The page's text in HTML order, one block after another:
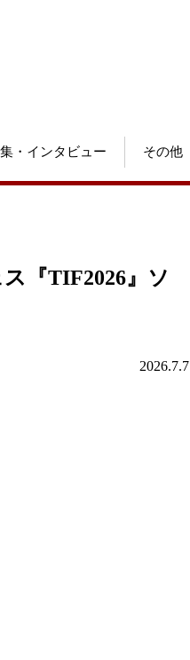
・インタビュー その他
『TIF2026』ソ
2026.7.7